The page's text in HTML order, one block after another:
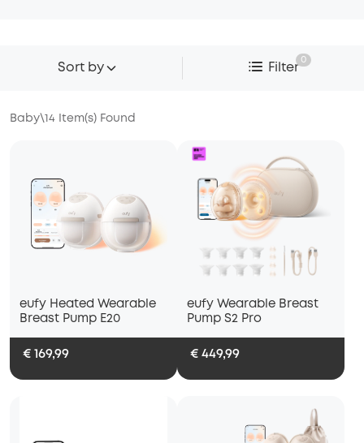
Filter
0
Sort by
Baby\14 Item(s) Found
eufy Heated Wearable
Breast Pump E20
€ 169,99
eufy Wearable Breast
Pump S2 Pro
€ 449,99